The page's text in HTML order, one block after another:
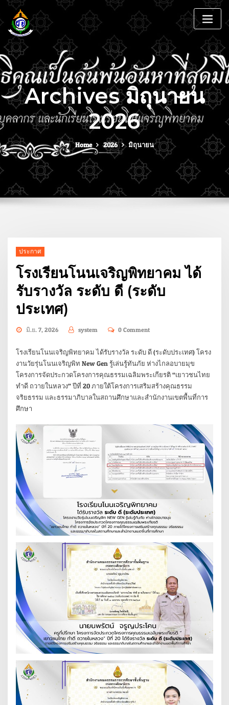
Archives มิถุนายน
2026
Home 2026 มิถุนายน
ประกาศ
โรงเรียนโนนเจริญพิทยาคม ได้
รับรางวัล ระดับ ดี (ระดับ
ประเทศ)
มิ.ย. 7, 2026 system 0 Comment
โรงเรียนโนนเจริญพิทยาคม ได้รับรางวัล ระดับ ดี (ระดับประเทศ) โครง
งานวัยรุ่นโนนเจริญพิท New Gen รู้เล่นรู้ทันภัย ห่างไกลอบายมุข
โครงการจัดประกวดโครงการคุณธรรมเฉลิมพระเกียรติ “เยาวชนไทย
ทำดี ถวายในหลวง” ปีที่ 20 ภายใต้โครงการเสริมสร้างคุณธรรม
จริยธรรม และธรรมาภิบาลในสถานศึกษาและสำนักงานเขตพื้นที่การ
ศึกษา